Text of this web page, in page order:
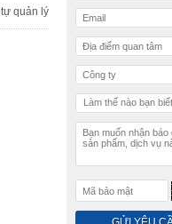
tự quản lý
Làm thế nào bạn biết